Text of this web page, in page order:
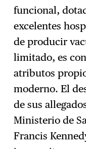
funcional,
excelentes
de producir
limitado, es
atributos
moderno. El
de sus
Ministerio de
Francis